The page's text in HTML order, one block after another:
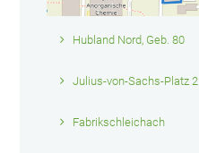
Hubland Nord, Geb. 80
Julius-von-Sachs-Platz 2
Fabrikschleichach